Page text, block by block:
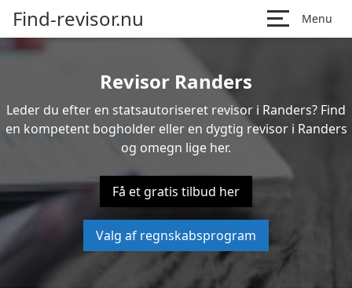
Find-revisor.nu Menu
Revisor Randers
Leder du efter en statsautoriseret revisor i Randers? Find
en kompetent bogholder eller en dygtig revisor i Randers
og omegn lige her.
Få et gratis tilbud her
Valg af regnskabsprogram